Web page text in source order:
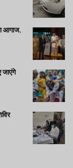
आगाज,
जाएंगे